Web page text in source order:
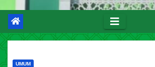
UMUM